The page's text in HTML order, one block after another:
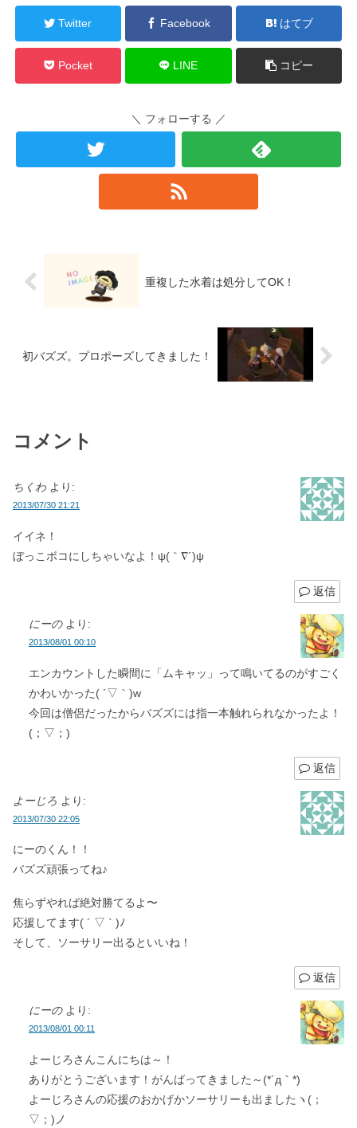
Twitter Facebook はてブ
Pocket LINE コピー
＼ フォローする ／
重複した水着は処分してOK！
初バズズ。プロポーズしてきました！
コメント
ちくわ より:
2013/07/30 21:21
イイネ！
ぼっこボコにしちゃいなよ！ψ(｀∇´)ψ
返信
にーの より:
2013/08/01 00:10
エンカウントした瞬間に「ムキャッ」って鳴いてるのがすごく
かわいかった( ´▽｀)w
今回は僧侶だったからバズズには指一本触れられなかったよ！
(；▽；)
返信
よーじろ より:
2013/07/30 22:05
にーのくん！！
バズズ頑張ってね♪
焦らずやれば絶対勝てるよ〜
応援してます( ´ ▽ ` )ﾉ
そして、ソーサリー出るといいね！
返信
にーの より:
2013/08/01 00:11
よーじろさんこんにちは～！
ありがとうございます！がんばってきました～(*´д｀*)
よーじろさんの応援のおかげかソーサリーも出ましたヽ(；
▽；)ノ